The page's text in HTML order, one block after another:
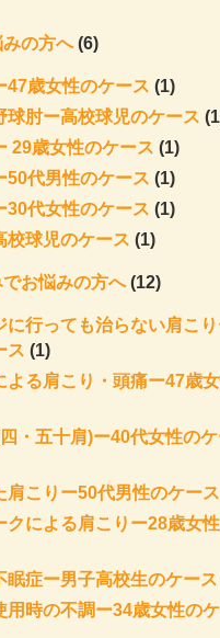
の方へ(6)
47歳女性のケース (1)
球肘ー高校球児のケース
29歳女性のケース (1)
50代男性のケース (1)
30代女性のケース (1)
校球児のケース (1)
お悩みの方へ(12)
に行っても治らない肩こ
ス (1)
よる肩こり・頭痛ー47歳
・五十肩)ー40代女性の
肩こりー50代男性のケース
クによる肩こりー28歳女
眠症ー男子高校生のケース
用時の不調ー34歳女性の